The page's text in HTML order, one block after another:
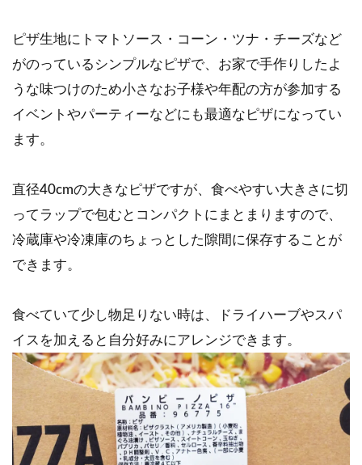
ピザ生地にトマトソース・コーン・ツナ・チーズなど
がのっているシンプルなピザで、お家で手作りしたよ
うな味つけのため小さなお子様や年配の方が参加する
イベントやパーティーなどにも最適なピザになってい
ます。
直径40cmの大きなピザですが、食べやすい大きさに切
ってラップで包むとコンパクトにまとまりますので、
冷蔵庫や冷凍庫のちょっとした隙間に保存することが
できます。
食べていて少し物足りない時は、ドライハーブやスパ
イスを加えると自分好みにアレンジできます。